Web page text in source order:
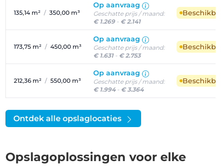
135,14 m² / 350,00 m³
Op aanvraag
Geschatte prijs / maand:
€ 1.269- € 2.141
173,75 m² / 450,00 m³
Op aanvraag
Geschatte prijs / maand:
€ 1.631- € 2.753
212,36 m² / 550,00 m³
Op aanvraag
Geschatte prijs / maand:
€ 1.994- € 3.364
Ontdek alle opslaglocaties
Opslagoplossingen voor elke